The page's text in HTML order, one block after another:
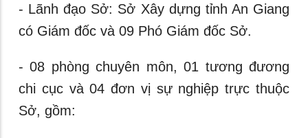
- Lãnh đạo Sở: Sở Xây dựng tỉnh An Giang
có Giám đốc và 09 Phó Giám đốc Sở.
- 08 phòng chuyên môn, 01 tương đương
chi cục và 04 đơn vị sự nghiệp trực thuộc
Sở, gồm: